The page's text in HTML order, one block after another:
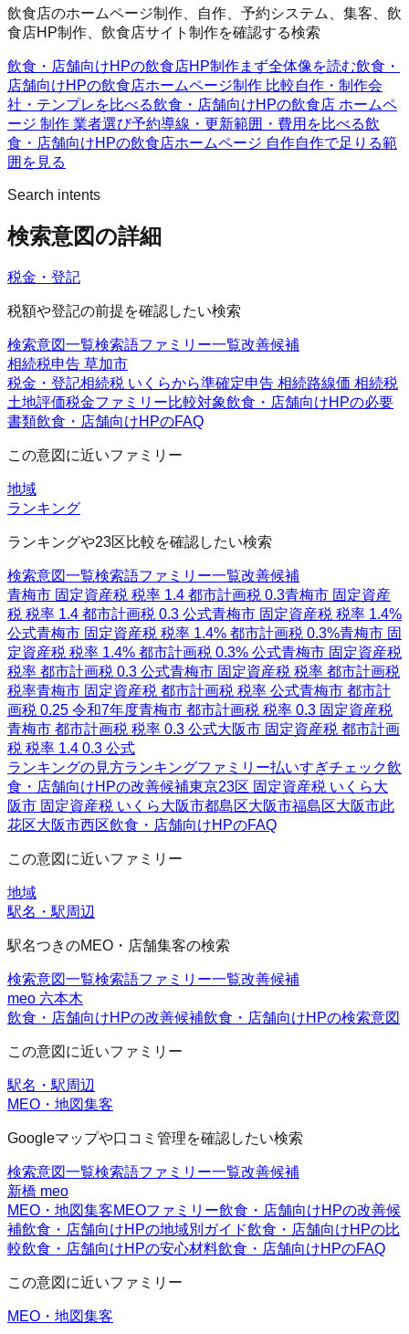
飲食店のホームページ制作、自作、予約システム、集客、飲
食店HP制作、飲食店サイト制作を確認する検索
飲食・店舗向けHPの飲食店HP制作まず全体像を読む飲食・
店舗向けHPの飲食店ホームページ制作 比較自作・制作会
社・テンプレを比べる飲食・店舗向けHPの飲食店 ホームペ
ージ 制作 業者選び予約導線・更新範囲・費用を比べる飲
食・店舗向けHPの飲食店ホームページ 自作自作で足りる範
囲を見る
Search intents
検索意図の詳細
税金・登記
税額や登記の前提を確認したい検索
検索意図一覧検索語ファミリー一覧改善候補
相続税申告 草加市
税金・登記相続税 いくらから準確定申告 相続路線価 相続税
土地評価税金ファミリー比較対象飲食・店舗向けHPの必要
書類飲食・店舗向けHPのFAQ
この意図に近いファミリー
地域
ランキング
ランキングや23区比較を確認したい検索
検索意図一覧検索語ファミリー一覧改善候補
青梅市 固定資産税 税率 1.4 都市計画税 0.3青梅市 固定資産
税 税率 1.4 都市計画税 0.3 公式青梅市 固定資産税 税率 1.4%
公式青梅市 固定資産税 税率 1.4% 都市計画税 0.3%青梅市 固
定資産税 税率 1.4% 都市計画税 0.3% 公式青梅市 固定資産税
税率 都市計画税 0.3 公式青梅市 固定資産税 税率 都市計画税
税率青梅市 固定資産税 都市計画税 税率 公式青梅市 都市計
画税 0.25 令和7年度青梅市 都市計画税 税率 0.3 固定資産税
青梅市 都市計画税 税率 0.3 公式大阪市 固定資産税 都市計画
税 税率 1.4 0.3 公式
ランキングの見方ランキングファミリー払いすぎチェック飲
食・店舗向けHPの改善候補東京23区 固定資産税 いくら大
阪市 固定資産税 いくら大阪市都島区大阪市福島区大阪市此
花区大阪市西区飲食・店舗向けHPのFAQ
この意図に近いファミリー
地域
駅名・駅周辺
駅名つきのMEO・店舗集客の検索
検索意図一覧検索語ファミリー一覧改善候補
meo 六本木
飲食・店舗向けHPの改善候補飲食・店舗向けHPの検索意図
この意図に近いファミリー
駅名・駅周辺
MEO・地図集客
Googleマップや口コミ管理を確認したい検索
検索意図一覧検索語ファミリー一覧改善候補
新橋 meo
MEO・地図集客MEOファミリー飲食・店舗向けHPの改善候
補飲食・店舗向けHPの地域別ガイド飲食・店舗向けHPの比
較飲食・店舗向けHPの安心材料飲食・店舗向けHPのFAQ
この意図に近いファミリー
MEO・地図集客